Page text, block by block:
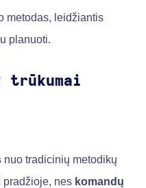
metodas, leidžiantis
planuoti.
trūkumai
nuo tradicinių metodikų
pradžioje, nes komandų